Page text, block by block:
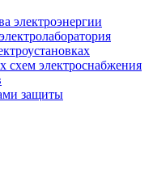
электроэнергии
схем электроснабжения
защиты